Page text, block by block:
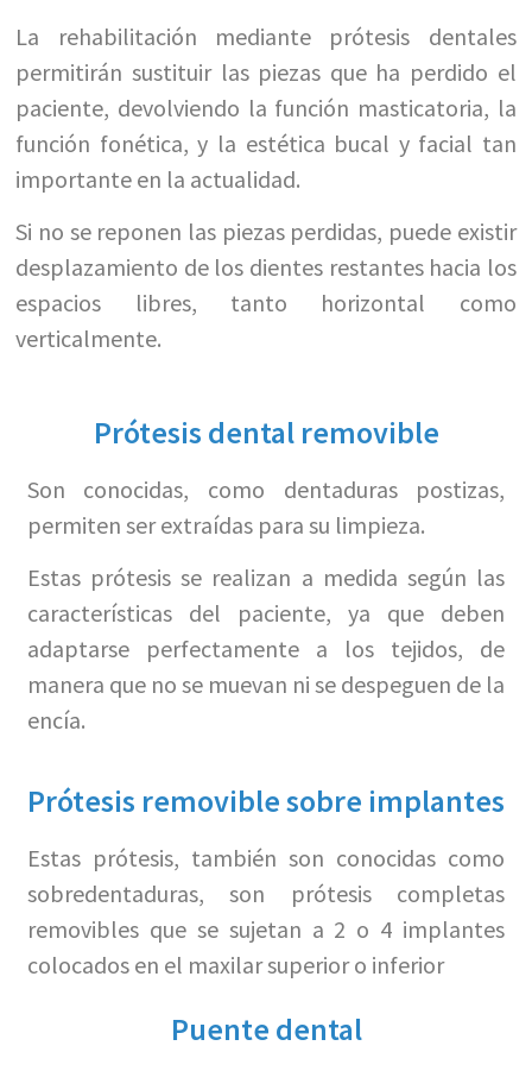
La rehabilitación mediante prótesis dentales
permitirán sustituir las piezas que ha perdido el
paciente, devolviendo la función masticatoria, la
función fonética, y la estética bucal y facial tan
importante en la actualidad.
Si no se reponen las piezas perdidas, puede existir
desplazamiento de los dientes restantes hacia los
espacios libres, tanto horizontal como
verticalmente.
Prótesis dental removible
Son conocidas, como dentaduras postizas,
permiten ser extraídas para su limpieza.
Estas prótesis se realizan a medida según las
características del paciente, ya que deben
adaptarse perfectamente a los tejidos, de
manera que no se muevan ni se despeguen de la
encía.
Prótesis removible sobre implantes
Estas prótesis, también son conocidas como
sobredentaduras, son prótesis completas
removibles que se sujetan a 2 o 4 implantes
colocados en el maxilar superior o inferior
Puente dental